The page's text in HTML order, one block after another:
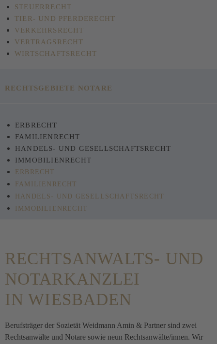
STEUERRECHT
TIER- UND PFERDERECHT
VERKEHRSRECHT
VERTRAGSRECHT
WIRTSCHAFTSRECHT
RECHTSGEBIETE NOTARE
ERBRECHT
FAMILIENRECHT
HANDELS- UND GESELLSCHAFTSRECHT
IMMOBILIENRECHT
ERBRECHT
FAMILIENRECHT
HANDELS- UND GESELLSCHAFTSRECHT
IMMOBILIENRECHT
RECHTSANWALTS- UND
NOTARKANZLEI
IN WIESBADEN
Berufsträger der Sozietät Weidmann Amin & Partner sind zwei
Rechtsanwälte und Notare sowie neun Rechtsanwälte/innen. Wir